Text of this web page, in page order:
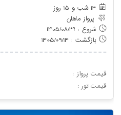
14 شب و 15 روز
پرواز ماهان
شروع : 1405/08/29
بازگشت : 1405/09/14
قیمت پرواز :
: قیمت تور